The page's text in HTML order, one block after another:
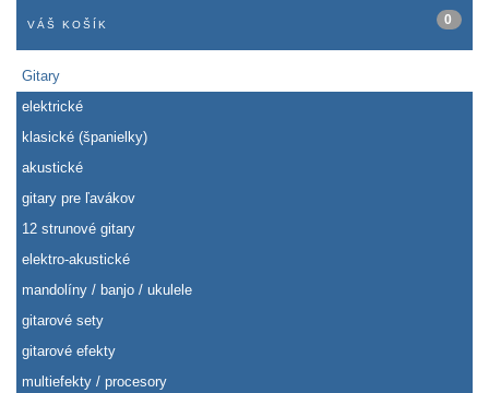
VÁŠ KOŠÍK 0
Gitary
elektrické
klasické (španielky)
akustické
gitary pre ľavákov
12 strunové gitary
elektro-akustické
mandolíny / banjo / ukulele
gitarové sety
gitarové efekty
multiefekty / procesory